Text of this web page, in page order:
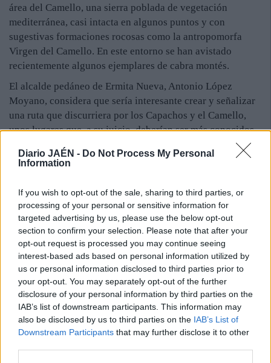
Diario JAÉN - Do Not Process My Personal
Information
If you wish to opt-out of the sale, sharing to third parties, or
processing of your personal or sensitive information for
targeted advertising by us, please use the below opt-out
section to confirm your selection. Please note that after your
opt-out request is processed you may continue seeing
interest-based ads based on personal information utilized by
us or personal information disclosed to third parties prior to
your opt-out. You may separately opt-out of the further
disclosure of your personal information by third parties on the
IAB’s list of downstream participants. This information may
also be disclosed by us to third parties on the IAB’s List of
Downstream Participants that may further disclose it to other
área del Camello, una sierra poblada de vegetación
mediterránea, casi intacta en algunos puntos y con
sugestivas formaciones rocosas como la antropomorfa
Virgen del Camello. En este entorno se han avistado
recientemente algunos ejemplares de cabra montés.
El alcalde pedáneo de Ermita Nueva, Antonio López
Moyano, considera que sería interesante crear y señalizar
una ruta que discurriera por los Capachos y el Camello,
unos lugares que, a su juicio, deberían ser más conocidos
y que resultan muy atractivos, sobre todo en primavera y
otoño. Desde estas sierras se disfruta de unas vistas
varios municipios. La presencia de una carretera permite
que el acceso hasta estos parajes naturales resulte de lo
más sencillo.